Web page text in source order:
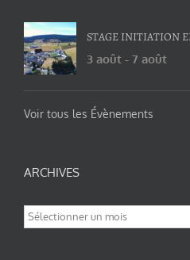
STAGE INITIATION
3 août - 7 août
Voir tous les Évènements
ARCHIVES
Archives